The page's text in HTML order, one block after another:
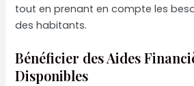
tout en prenant en compte les
des habitants.
Bénéficier des Aides
Disponibles